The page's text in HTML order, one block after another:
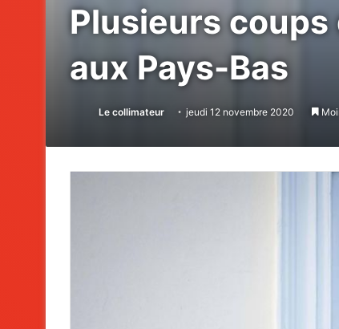
Plusieurs coups
aux Pays-Bas
Le collimateur jeudi 12 novembre 2020